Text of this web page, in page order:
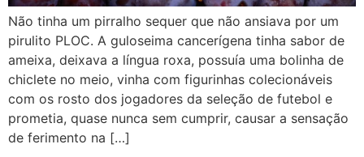
Não tinha um pirralho sequer que não ansiava por um
pirulito PLOC. A guloseima cancerígena tinha sabor de
ameixa, deixava a língua roxa, possuía uma bolinha de
chiclete no meio, vinha com figurinhas colecionáveis
com os rosto dos jogadores da seleção de futebol e
prometia, quase nunca sem cumprir, causar a sensação
de ferimento na […]